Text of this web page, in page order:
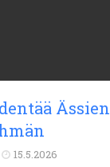
Ässien
15.5.2026